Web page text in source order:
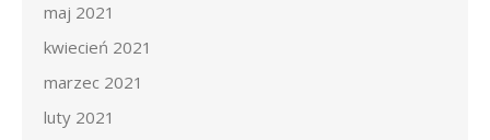
maj 2021
kwiecień 2021
marzec 2021
luty 2021